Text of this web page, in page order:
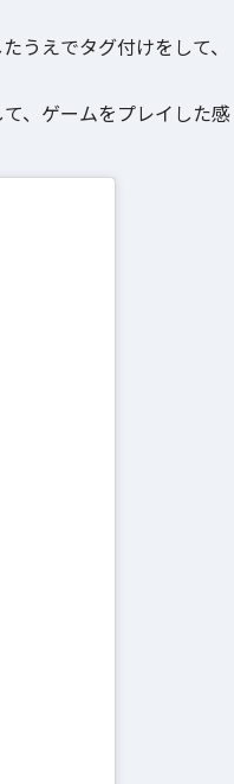
うえでタグ付けをして、
、ゲームをプレイした感